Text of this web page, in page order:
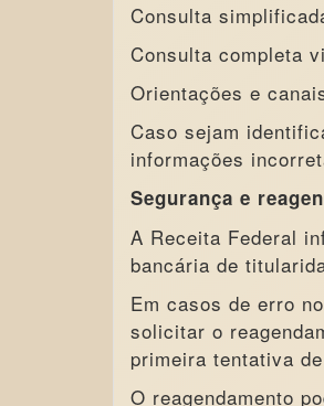
Consulta
Consulta completa
Orientações e
Caso sejam
informações
Segurança e
A Receita Federal
bancária de
Em casos de erro
solicitar o
primeira tentativa
O reagendamento